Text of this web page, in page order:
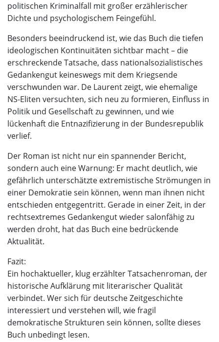
politischen Kriminalfall mit großer erzählerischer
Dichte und psychologischem Feingefühl.
Besonders beeindruckend ist, wie das Buch die tiefen
ideologischen Kontinuitäten sichtbar macht – die
erschreckende Tatsache, dass nationalsozialistisches
Gedankengut keineswegs mit dem Kriegsende
verschwunden war. De Laurent zeigt, wie ehemalige
NS-Eliten versuchten, sich neu zu formieren, Einfluss in
Politik und Gesellschaft zu gewinnen, und wie
lückenhaft die Entnazifizierung in der Bundesrepublik
verlief.
Der Roman ist nicht nur ein spannender Bericht,
sondern auch eine Warnung: Er macht deutlich, wie
gefährlich unterschätzte extremistische Strömungen in
einer Demokratie sein können, wenn man ihnen nicht
entschieden entgegentritt. Gerade in einer Zeit, in der
rechtsextremes Gedankengut wieder salonfähig zu
werden droht, hat das Buch eine bedrückende
Aktualität.
Fazit:
Ein hochaktueller, klug erzählter Tatsachenroman, der
historische Aufklärung mit literarischer Qualität
verbindet. Wer sich für deutsche Zeitgeschichte
interessiert und verstehen will, wie fragil
demokratische Strukturen sein können, sollte dieses
Buch unbedingt lesen.